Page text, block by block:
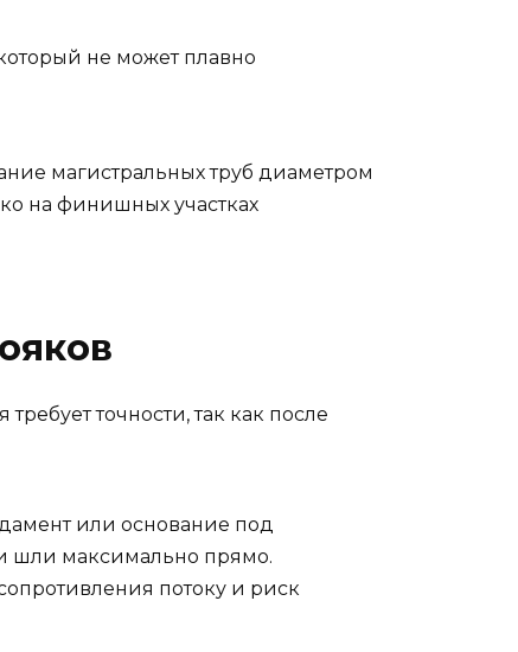
не может плавно
магистральных труб диаметром
на финишных участках
точности, так как после
или основание под
шли максимально прямо.
потоку и риск